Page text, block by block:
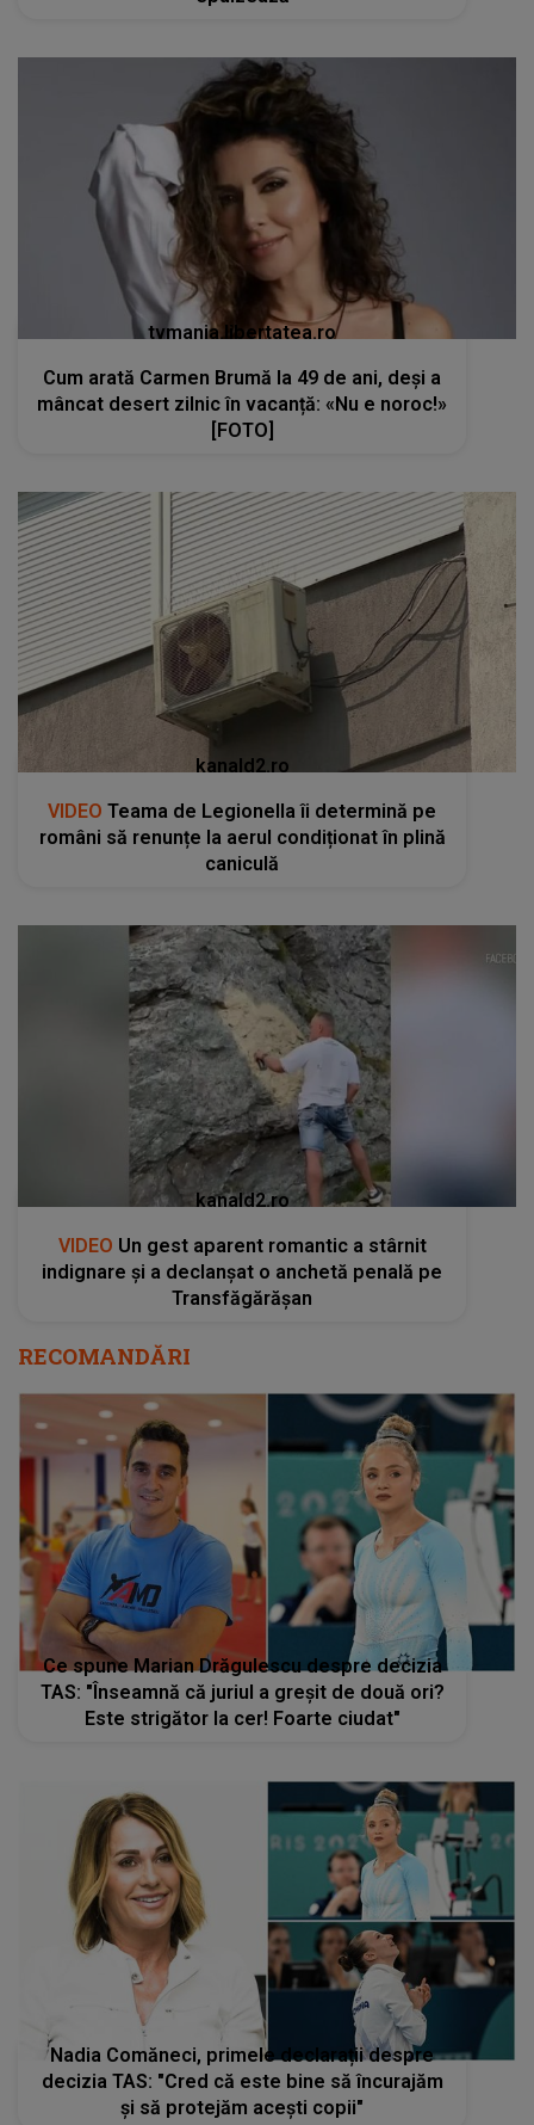
tvmania.libertatea.ro
Cum arată Carmen Brumă la 49 de ani, deși a
mâncat desert zilnic în vacanță: «Nu e noroc!»
[FOTO]
kanald2.ro
VIDEO Teama de Legionella îi determină pe
români să renunțe la aerul condiționat în plină
caniculă
kanald2.ro
VIDEO Un gest aparent romantic a stârnit
indignare și a declanșat o anchetă penală pe
Transfăgărășan
RECOMANDĂRI
Ce spune Marian Drăgulescu despre decizia
TAS: "Înseamnă că juriul a greșit de două ori?
Este strigător la cer! Foarte ciudat"
Nadia Comăneci, primele declarații despre
decizia TAS: "Cred că este bine să încurajăm
și să protejăm acești copii"